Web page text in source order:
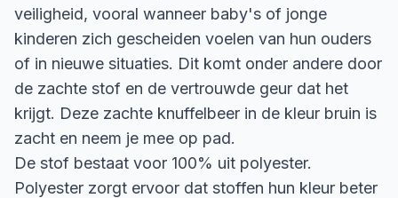
veiligheid, vooral wanneer baby's of jonge
kinderen zich gescheiden voelen van hun ouders
of in nieuwe situaties. Dit komt onder andere door
de zachte stof en de vertrouwde geur dat het
krijgt. Deze zachte knuffelbeer in de kleur bruin is
zacht en neem je mee op pad.
De stof bestaat voor 100% uit polyester.
Polyester zorgt ervoor dat stoffen hun kleur beter